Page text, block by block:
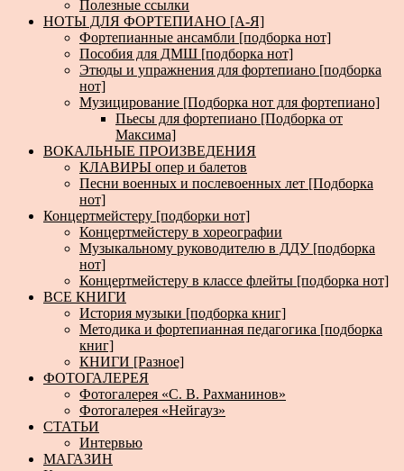
Полезные ссылки
НОТЫ ДЛЯ ФОРТЕПИАНО [А-Я]
Фортепианные ансамбли [подборка нот]
Пособия для ДМШ [подборка нот]
Этюды и упражнения для фортепиано [подборка
нот]
Музицирование [Подборка нот для фортепиано]
Пьесы для фортепиано [Подборка от
Максима]
ВОКАЛЬНЫЕ ПРОИЗВЕДЕНИЯ
КЛАВИРЫ опер и балетов
Песни военных и послевоенных лет [Подборка
нот]
Концертмейстеру [подборки нот]
Концертмейстеру в хореографии
Музыкальному руководителю в ДДУ [подборка
нот]
Концертмейстеру в классе флейты [подборка нот]
ВСЕ КНИГИ
История музыки [подборка книг]
Методика и фортепианная педагогика [подборка
книг]
КНИГИ [Разное]
ФОТОГАЛЕРЕЯ
Фотогалерея «С. В. Рахманинов»
Фотогалерея «Нейгауз»
СТАТЬИ
Интервью
МАГАЗИН